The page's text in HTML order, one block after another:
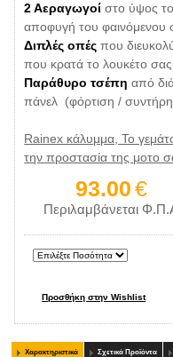
2 Αεραγωγοί στο ύψος
αποφυγή του φαινόμενου
Διπλές οπές που
που κρατά το λουκέτο
Παράθυρο τσέπηαπό
πάνελ (φόρτιση /
Rainex κάλυμμα, Το
την προστασία της μοτο
93.00€
Περιλαμβάνεται
Χαρακτηριστικά Σχετικά Προϊόντα